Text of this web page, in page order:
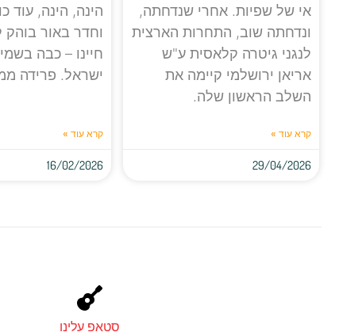
אי של שפיות. אחרי שנדחתה,
ונדחתה שוב, התחרות הארצית
לנגני גיטרה קלאסית ע"ש
אריאן ירושלמי קיימה את
השלב הראשון שלה.
קרא עוד »
29/04/2026
הינה, הינה, עוד
וחדר באור
חיינו – כבה
ישראל. פרידה
קרא עוד »
16/02/2026
סטאפ עלינו